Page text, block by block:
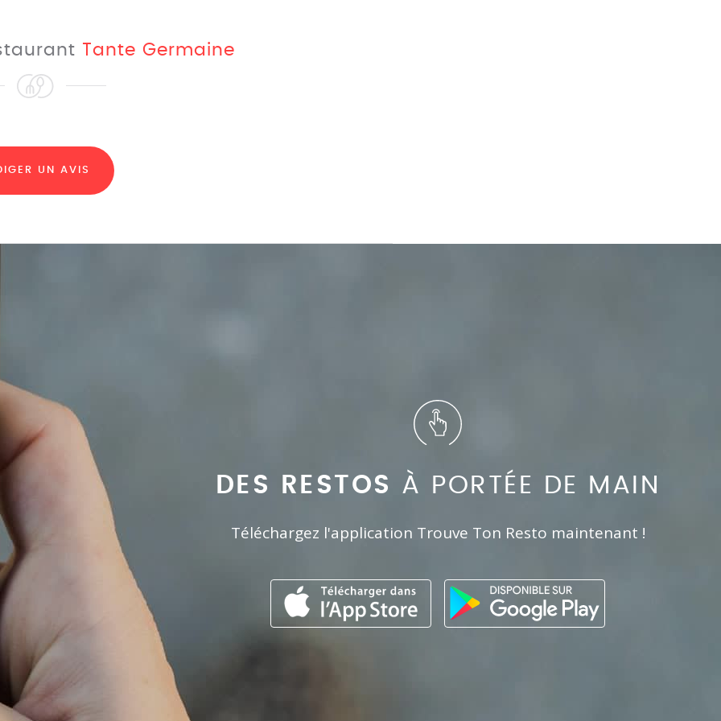
Tante Germaine
UN AVIS
DES RESTOS À PORTÉE DE MAIN
Téléchargez l'application Trouve Ton Resto maintenant !